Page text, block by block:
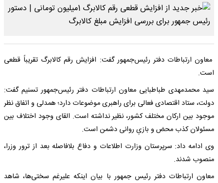
معاون ارتباطات دفتر رئیس‌جمهور گفت: افزایش رقم کالابرگ تقریباً قطعی
است.
سید محمدمهدی طباطبایی معاون ارتباطات دفتر رئیس‌جمهور تسنیم گفت:
دولت، ستاد اقتصادی فعالی برای راهبری موضوعات دارد؛ همدلی و اتفاق نظر
موجود بین ارکان مختلف کشور، نظیر نداشته است. القای وجود اختلاف بین
مسئولان کذب محض و بازیِ روانی دشمن است.
وی ادامه داد: سرپرستان وزارت اطلاعات و دفاع بلافاصله بعد از ترور وزرا،
منصوب شدند.
معاون ارتباطات دفتر رئیس جمهور با بیان اینکه علیرغم سختی‌ها، شاهد